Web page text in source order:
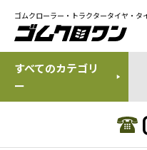
ゴムクローラー・トラクタータイヤ・タ
すべてのカテゴリ
ー